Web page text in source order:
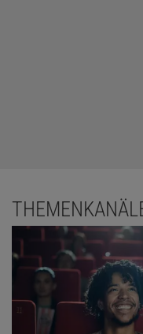
An sich könnte man all
klären. Dennoch hat sich
mit seinen Nachbarn
Umfrage von 2017 hin